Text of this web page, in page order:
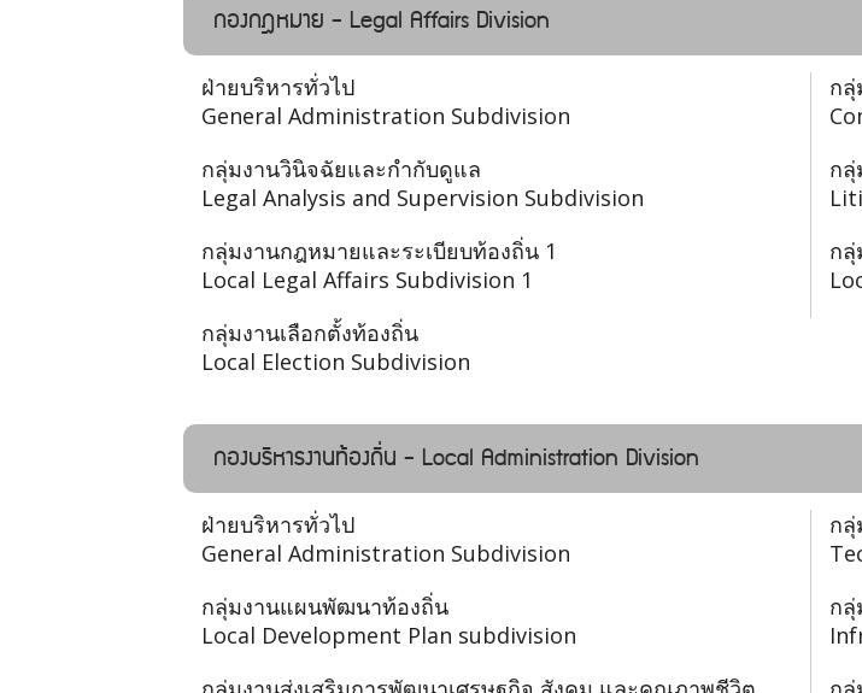
กองกฎหมาย - Legal Affairs Division
ฝ่ายบริหารทั่วไป
General Administration Subdivision
กลุ่
กลุ่มงานวินิจฉัยและกำกับดูแล
Legal Analysis and Supervision Subdivision
ก
กลุ่มงานกฎหมายและระเบียบท้องถิ่น 1
Local Legal Affairs Subdivision 1
กลุ่
กลุ่มงานเลือกตั้งท้องถิ่น
Local Election Subdivision
กองบริหารงานท้องถิ่น - Local Administration Division
ฝ่ายบริหารทั่วไป
General Administration Subdivision
กลุ่
กลุ่มงานแผนพัฒนาท้องถิ่น
Local Development Plan subdivision
กลุ่